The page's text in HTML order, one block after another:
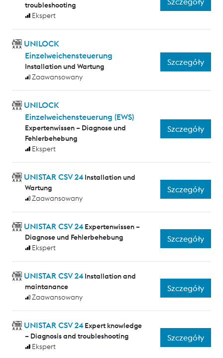
troubleshooting
Ekspert
UNILOCK
Einzelweichensteuerung
Installation und Wartung
Zaawansowany
Szczegóły
UNILOCK
Einzelweichensteuerung (EWS)
Expertenwissen – Diagnose und
Fehlerbehebung
Ekspert
Szczegóły
UNISTAR CSV 24 Installation und
Wartung
Zaawansowany
Szczegóły
UNISTAR CSV 24 Expertenwissen –
Diagnose und Fehlerbehebung
Ekspert
Szczegóły
UNISTAR CSV 24 Installation and
maintanance
Zaawansowany
Szczegóły
UNISTAR CSV 24 Expert knowledge
– Diagnosis and troubleshooting
Ekspert
Szczegóły